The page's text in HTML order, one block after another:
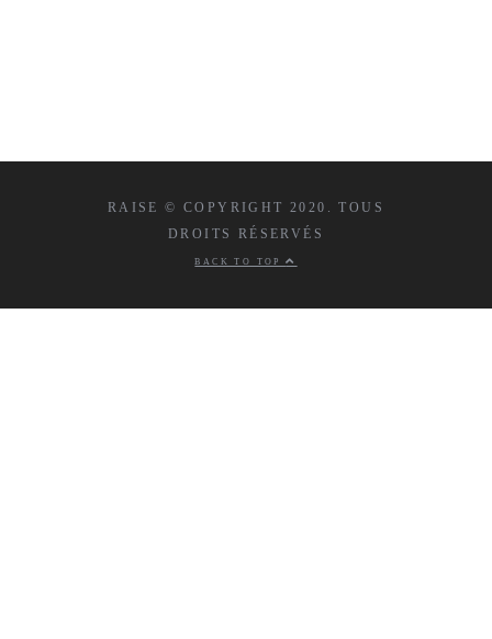
RAISE © COPYRIGHT 2020. TOUS
DROITS RÉSERVÉS
BACK TO TOP